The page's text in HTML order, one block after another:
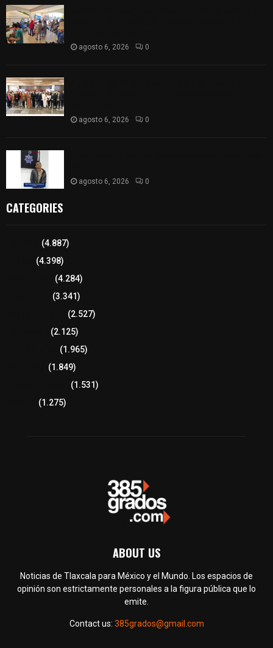
agosto 6, 2026 0
agosto 6, 2026 0
agosto 6, 2026 0
CATEGORIES
(4.887)
(4.398)
(4.284)
(3.341)
(2.527)
(2.125)
(1.965)
(1.849)
(1.531)
(1.275)
ABOUT US
Noticias de Tlaxcala para México y el Mundo. Los espacios de
opinión son estrictamente personales a la figura pública que lo
emite.
Contact us: 385grados@gmail.com